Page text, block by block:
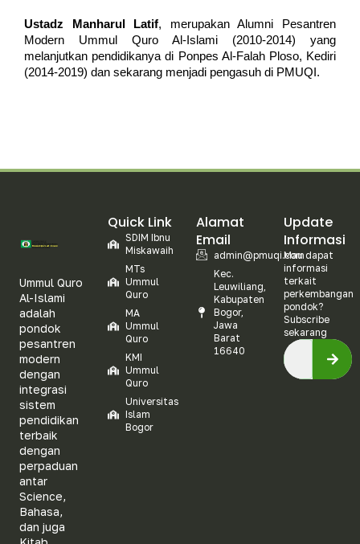
Ustadz Manharul Latif, merupakan Alumni Pesantren
Modern Ummul Quro Al-Islami (2010-2014) yang
melanjutkan pendidikanya di Ponpes Al-Falah Ploso, Kediri
(2014-2019) dan sekarang menjadi pengasuh di PMUQI.
Ummul Quro
Al-Islami
adalah
pondok
pesantren
modern
dengan
integrasi
sistem
pendidikan
terbaik
dengan
perpaduan
antar
Science,
Bahasa,
dan juga
Quick Link
SDIM Ibnu
Miskawaih
MTs
Ummul
Quro
MA
Ummul
Quro
KMI
Ummul
Quro
Universitas
Islam
Bogor
Alamat
Email
admin@pmuqi.com
Kec.
Leuwiliang,
Kabupaten
Bogor,
Jawa
Barat
16640
Update
Informasi
Mau dapat
informasi
terkait
perkembangan
pondok?
Subscribe
sekarang